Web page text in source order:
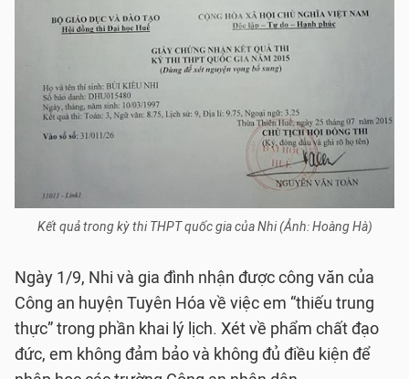
Kết quả trong kỳ thi THPT quốc gia của Nhi (Ảnh: Hoàng Hà)
Ngày 1/9, Nhi và gia đình nhận được công văn của
Công an huyện Tuyên Hóa về việc em “thiếu trung
thực” trong phần khai lý lịch. Xét về phẩm chất đạo
đức, em không đảm bảo và không đủ điều kiện để